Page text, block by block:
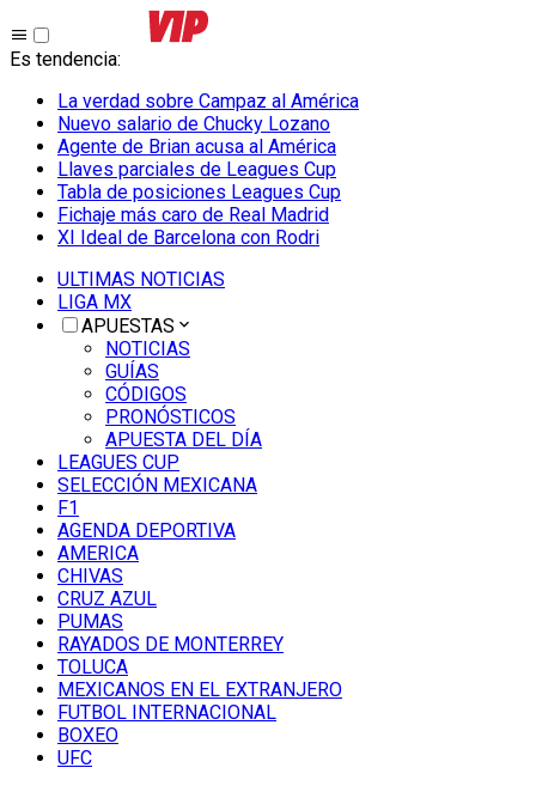
Es tendencia:
La verdad sobre Campaz al América
Nuevo salario de Chucky Lozano
Agente de Brian acusa al América
Llaves parciales de Leagues Cup
Tabla de posiciones Leagues Cup
Fichaje más caro de Real Madrid
XI Ideal de Barcelona con Rodri
ULTIMAS NOTICIAS
LIGA MX
APUESTAS
NOTICIAS
GUÍAS
CÓDIGOS
PRONÓSTICOS
APUESTA DEL DÍA
LEAGUES CUP
SELECCIÓN MEXICANA
F1
AGENDA DEPORTIVA
AMERICA
CHIVAS
CRUZ AZUL
PUMAS
RAYADOS DE MONTERREY
TOLUCA
MEXICANOS EN EL EXTRANJERO
FUTBOL INTERNACIONAL
BOXEO
UFC